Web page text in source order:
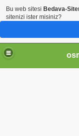
Bu web sitesi Bedava-
sitenizi ister misiniz?